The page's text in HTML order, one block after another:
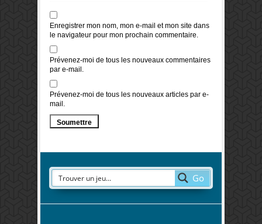
Enregistrer mon nom, mon e-mail et mon site dans
le navigateur pour mon prochain commentaire.
Prévenez-moi de tous les nouveaux commentaires
par e-mail.
Prévenez-moi de tous les nouveaux articles par e-
mail.
Go